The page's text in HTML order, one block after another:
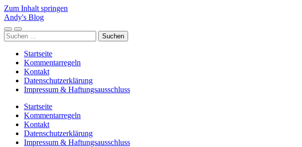
Zum Inhalt springen
Andy's Blog
Mobile-
Menü
Suchfeld
ein-/ausblenden
Suchen
nach:
Startseite
Kommentarregeln
Kontakt
Datenschutzerklärung
Impressum & Haftungsausschluss
Startseite
Kommentarregeln
Kontakt
Datenschutzerklärung
Impressum & Haftungsausschluss